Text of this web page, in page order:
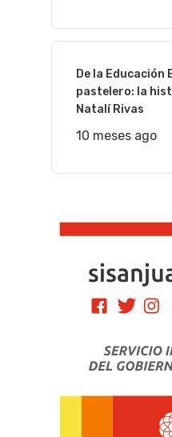
De la Educación
pastelero: la
Natalí Rivas
10 meses ago